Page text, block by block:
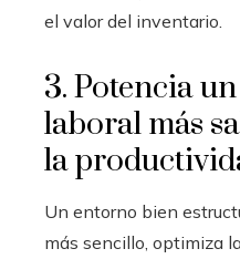
el valor del inventario.
3. Potencia
laboral más
la
Un entorno bien
más sencillo, optimiza